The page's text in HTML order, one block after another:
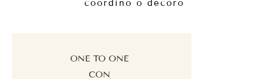
coordino o decoro